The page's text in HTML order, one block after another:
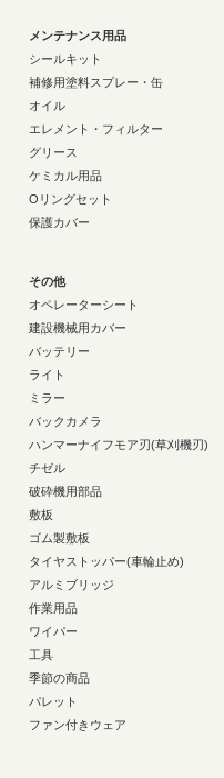
メンテナンス用品
シールキット
補修用塗料スプレー・缶
オイル
エレメント・フィルター
グリース
ケミカル用品
Oリングセット
保護カバー
その他
オペレーターシート
建設機械用カバー
バッテリー
ライト
ミラー
バックカメラ
ハンマーナイフモア刃(草刈機刃)
チゼル
破砕機用部品
敷板
ゴム製敷板
タイヤストッパー(車輪止め)
アルミブリッジ
作業用品
ワイパー
工具
季節の商品
パレット
ファン付きウェア